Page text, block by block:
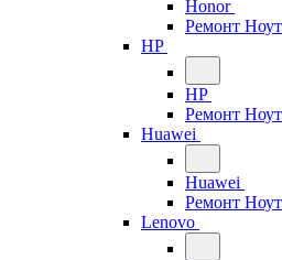
Honor
Ремонт
HP
HP
Ремонт
Huawei
Huawei
Ремонт
Lenovo